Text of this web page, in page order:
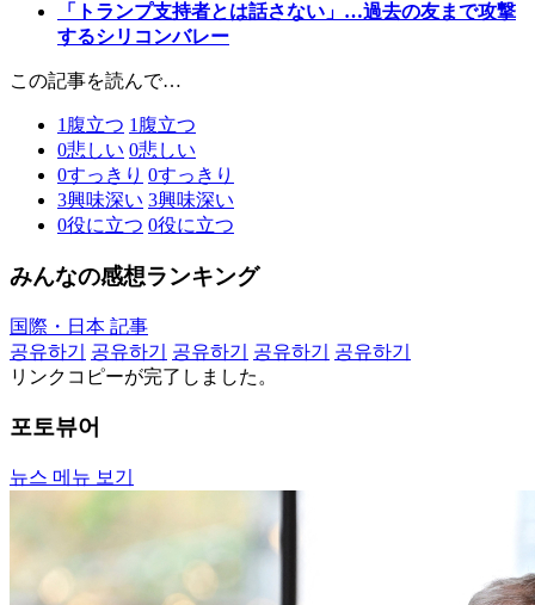
「トランプ支持者とは話さない」…過去の友まで攻撃
するシリコンバレー
この記事を読んで…
1 腹立つ 1 腹立つ
0悲しい 0悲しい
0すっきり 0すっきり
3興味深い 3興味深い
0役に立つ 0役に立つ
みんなの感想ランキング
国際・日本 記事
공유하기
공유하기 공유하기 공유하기
공유하기
リンクコピーが完了しました。
포토뷰어
뉴스 메뉴 보기